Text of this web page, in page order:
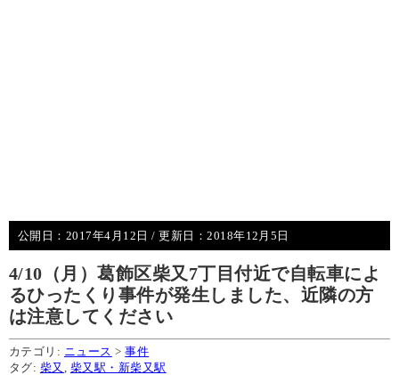
公開日： 2017年4月12日 / 更新日：2018年12月5日
4/10（月）葛飾区柴又7丁目付近で自転車によ
るひったくり事件が発生しました、近隣の方
は注意してください
カテゴリ: ニュース >事件
タグ: 柴又 柴又駅・新柴又駅